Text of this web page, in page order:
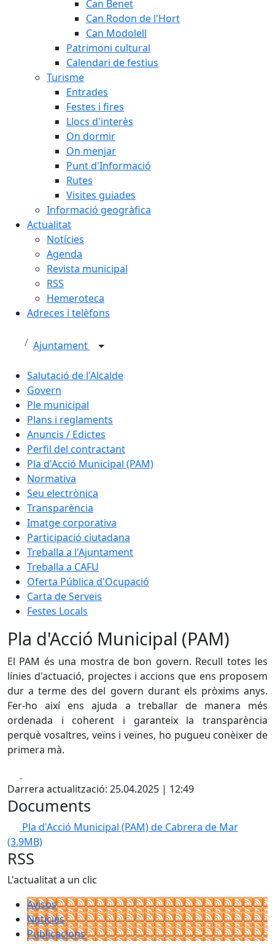
Can Benet
Can Rodon de l'Hort
Can Modolell
Patrimoni cultural
Calendari de festius
Turisme
Entrades
Festes i fires
Llocs d'interès
On dormir
On menjar
Punt d'Informació
Rutes
Visites guiades
Informació geogràfica
Actualitat
Notícies
Agenda
Revista municipal
RSS
Hemeroteca
Adreces i telèfons
Ajuntament
Salutació de l'Alcalde
Govern
Ple municipal
Plans i reglaments
Anuncis / Edictes
Perfil del contractant
Pla d'Acció Municipal (PAM)
Normativa
Seu electrònica
Transparència
Imatge corporativa
Participació ciutadana
Treballa a l'Ajuntament
Treballa a CAFU
Oferta Pública d'Ocupació
Carta de Serveis
Festes Locals
Pla d'Acció Municipal (PAM)
El PAM és una mostra de bon govern. Recull totes les
línies d'actuació, projectes i accions que ens proposem
dur a terme des del govern durant els pròxims anys.
Fer-ho així ens ajuda a treballar de manera més
ordenada i coherent i garanteix la transparència
perquè vosaltres, veïns i veïnes, ho pugueu conèixer de
primera mà.
Darrera actualització: 25.04.2025 | 12:49
Documents
Pla d'Acció Municipal (PAM) de Cabrera de Mar
(3.9MB)
RSS
L'actualitat a un clic
Avisos
Notícies
Publicacions